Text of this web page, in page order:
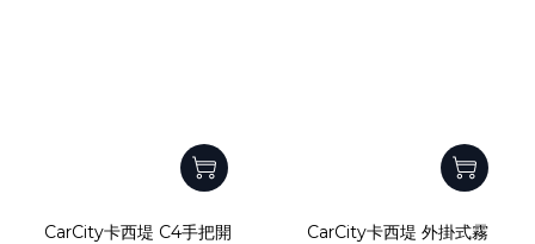
CarCity卡西堤 C4手把開
CarCity卡西堤 外掛式霧